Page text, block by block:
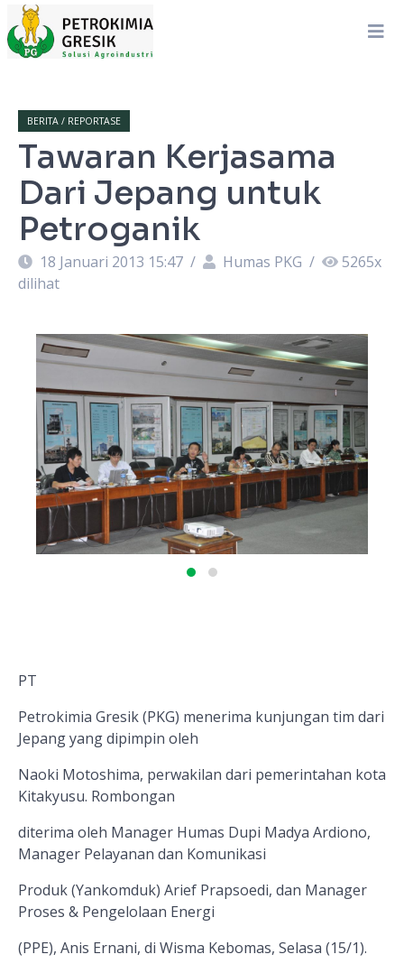
BERITA / REPORTASE
Tawaran Kerjasama
Dari Jepang untuk
Petroganik
18 Januari 2013 15:47 / Humas PKG / 5265x
dilihat
PT
Petrokimia Gresik (PKG) menerima kunjungan tim dari
Jepang yang dipimpin oleh
Naoki Motoshima, perwakilan dari pemerintahan kota
Kitakyusu. Rombongan
diterima oleh Manager Humas Dupi Madya Ardiono,
Manager Pelayanan dan Komunikasi
Produk (Yankomduk) Arief Prapsoedi, dan Manager
Proses & Pengelolaan Energi
(PPE), Anis Ernani, di Wisma Kebomas, Selasa (15/1).